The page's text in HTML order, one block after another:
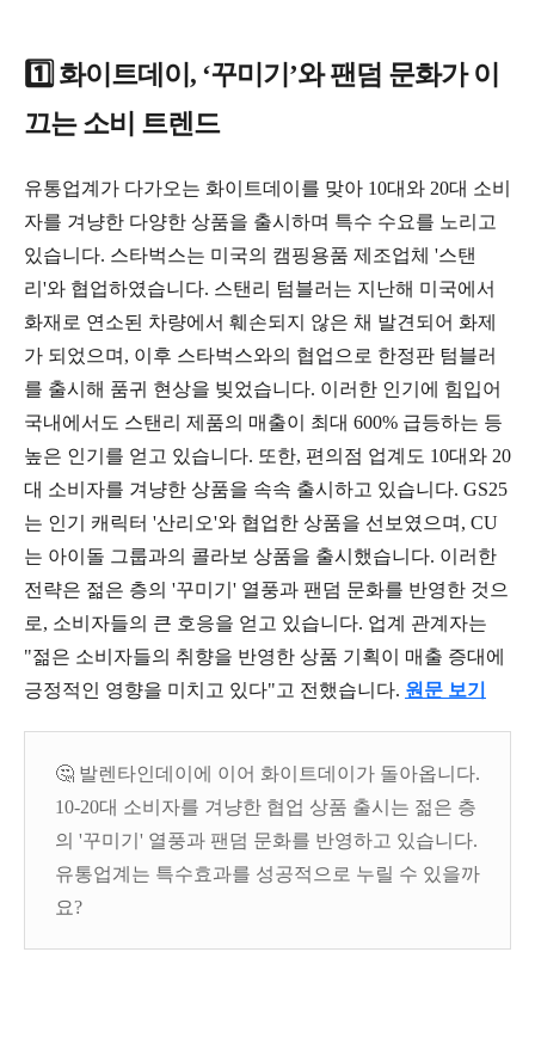
1️⃣ 화이트데이, ‘꾸미기’와 팬덤 문화가 이
끄는 소비 트렌드
유통업계가 다가오는 화이트데이를 맞아 10대와 20대 소비
자를 겨냥한 다양한 상품을 출시하며 특수 수요를 노리고
있습니다. 스타벅스는 미국의 캠핑용품 제조업체 '스탠
리'와 협업하였습니다. 스탠리 텀블러는 지난해 미국에서
화재로 연소된 차량에서 훼손되지 않은 채 발견되어 화제
가 되었으며, 이후 스타벅스와의 협업으로 한정판 텀블러
를 출시해 품귀 현상을 빚었습니다. 이러한 인기에 힘입어
국내에서도 스탠리 제품의 매출이 최대 600% 급등하는 등
높은 인기를 얻고 있습니다. 또한, 편의점 업계도 10대와 20
대 소비자를 겨냥한 상품을 속속 출시하고 있습니다. GS25
는 인기 캐릭터 '산리오'와 협업한 상품을 선보였으며, CU
는 아이돌 그룹과의 콜라보 상품을 출시했습니다. 이러한
전략은 젊은 층의 '꾸미기' 열풍과 팬덤 문화를 반영한 것으
로, 소비자들의 큰 호응을 얻고 있습니다. 업계 관계자는
"젊은 소비자들의 취향을 반영한 상품 기획이 매출 증대에
긍정적인 영향을 미치고 있다"고 전했습니다. 원문 보기
🤔 발렌타인데이에 이어 화이트데이가 돌아옵니다.
10-20대 소비자를 겨냥한 협업 상품 출시는 젊은 층
의 '꾸미기' 열풍과 팬덤 문화를 반영하고 있습니다.
유통업계는 특수효과를 성공적으로 누릴 수 있을까
요?